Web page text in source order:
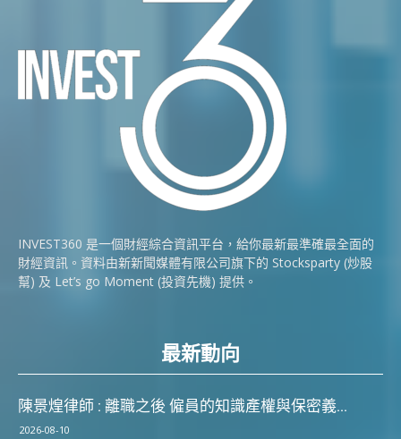
INVEST360 是一個財經綜合資訊平台，給你最新最準確最全面的
財經資訊。資料由新新聞媒體有限公司旗下的 Stocksparty (炒股
幫) 及 Let’s go Moment (投資先機) 提供。
最新動向
陳景煌律師 : 離職之後 僱員的知識產權與保密義...
2026-08-10